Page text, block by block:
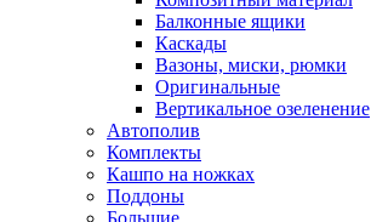
Балконные ящики
Каскады
Вазоны, миски, рюмки
Оригинальные
Вертикальное озеленение
Автополив
Комплекты
Кашпо на ножках
Поддоны
Большие